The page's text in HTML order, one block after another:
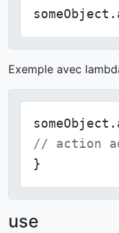
Exemple avec
// action
}
use